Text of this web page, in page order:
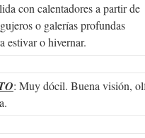
con calentadores a partir de
o galerías profundas
estivar o hivernar.
: Muy dócil. Buena visión,